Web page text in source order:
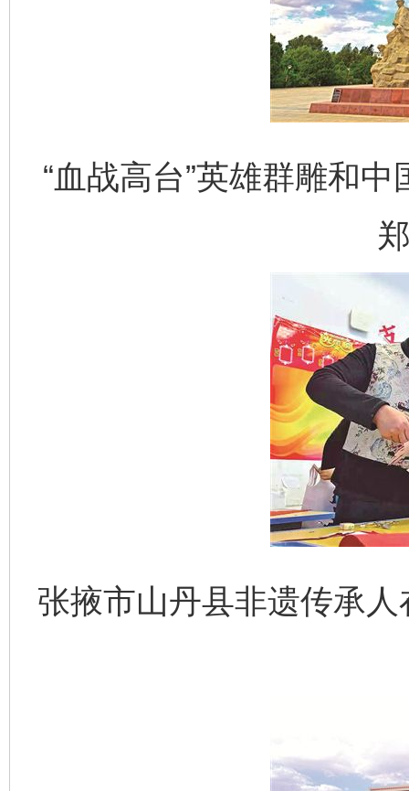
“血战高台”英雄群雕和
张掖市山丹县非遗传承